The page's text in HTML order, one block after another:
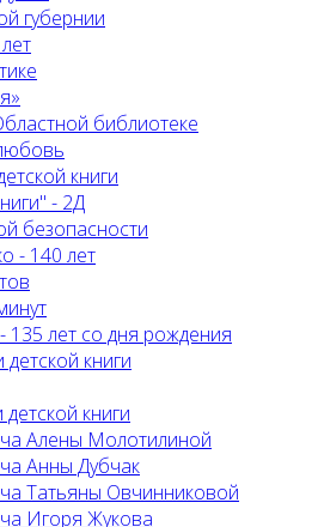
губернии
библиотеке
книги
- 2Д
безопасности
- 140 лет
135 лет со дня рождения
книги
книги
Алены Молотилиной
Анны Дубчак
Татьяны Овчинниковой
Игоря Жукова